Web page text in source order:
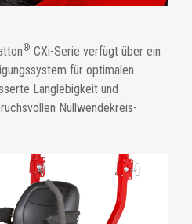
® CXi-Serie verfügt über ein
für optimalen
Langlebigkeit und
Nullwendekreis-